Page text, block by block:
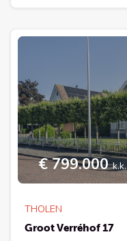
€ 799.000k.k.
THOLEN
Groot Verréhof 17